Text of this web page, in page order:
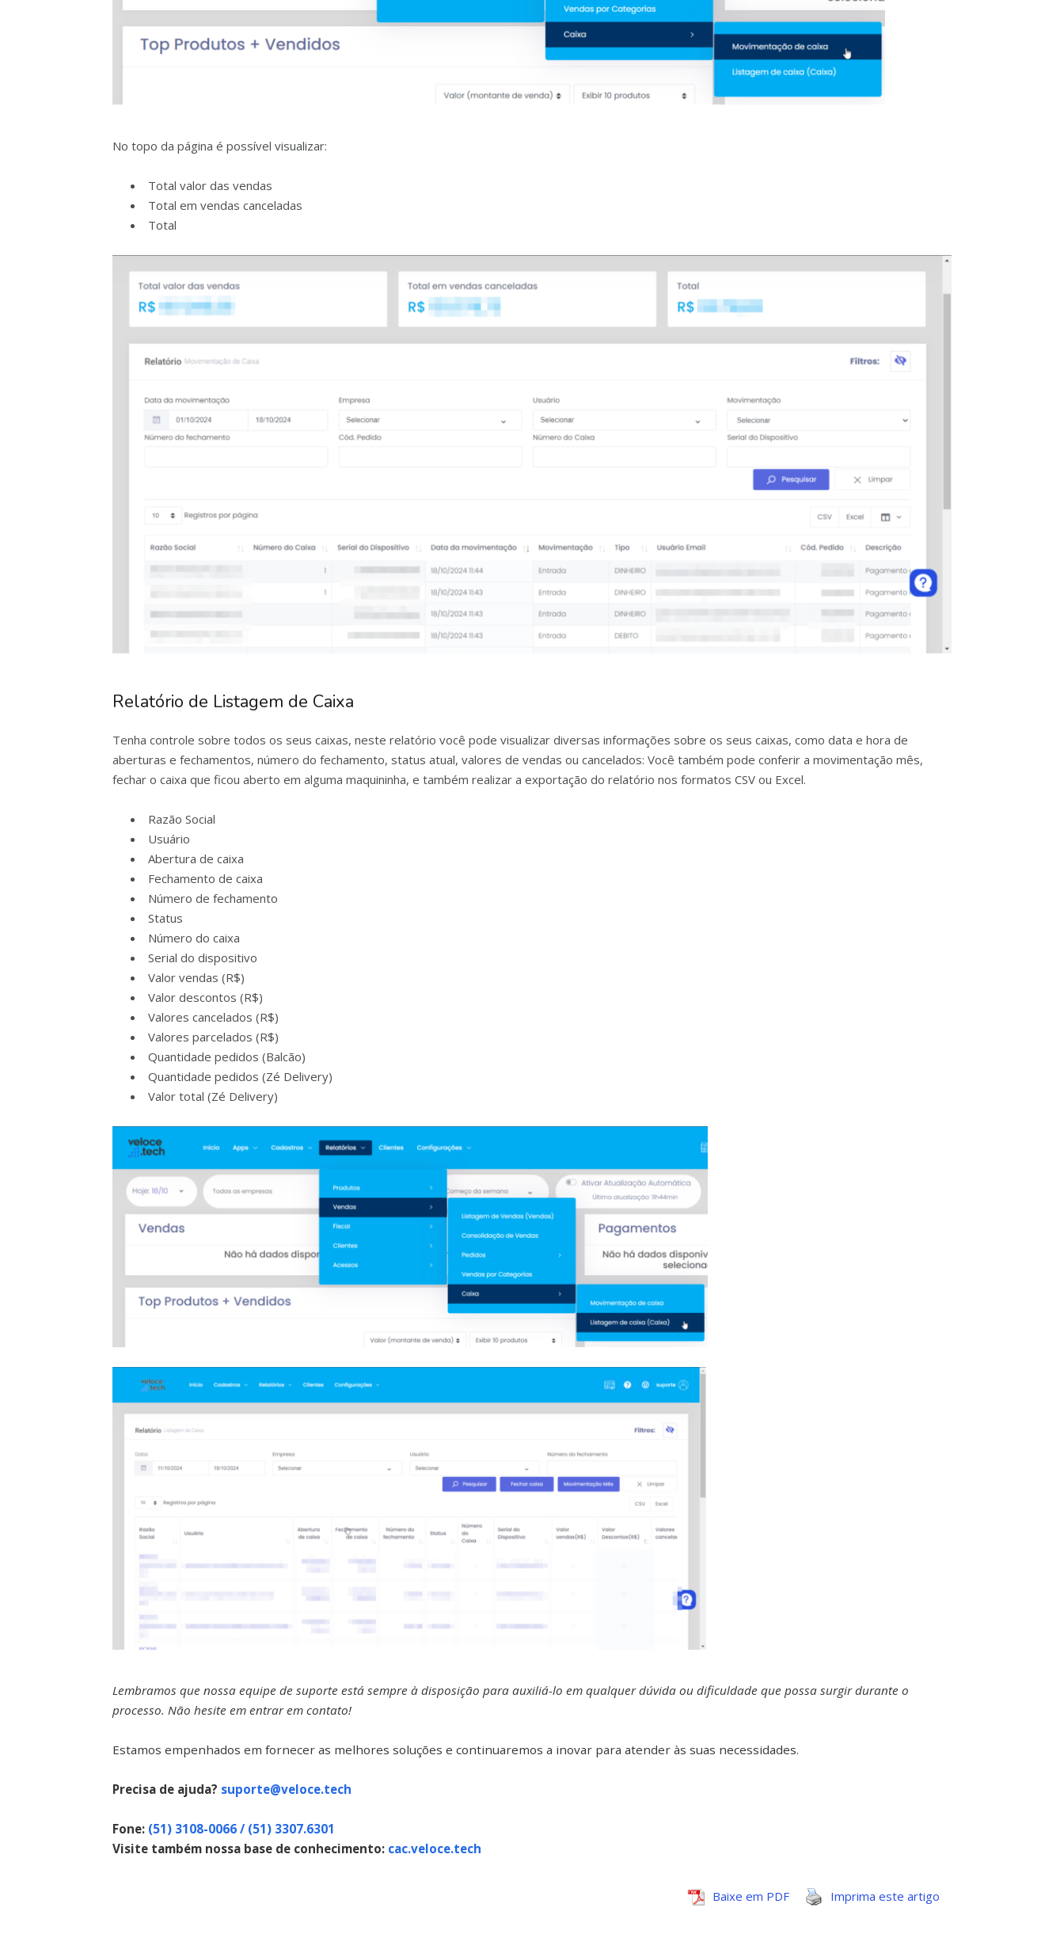
No topo da página é possível visualizar:
Total valor das vendas
Total em vendas canceladas
Total
Relatório de Listagem de Caixa
Tenha controle sobre todos os seus caixas, neste relatório você pode visualizar diversas informações sobre os seus caixas, como data e hora de
aberturas e fechamentos, número do fechamento, status atual, valores de vendas ou cancelados: Você também pode conferir a movimentação mês,
fechar o caixa que ficou aberto em alguma maquininha, e também realizar a exportação do relatório nos formatos CSV ou Excel.
Razão Social
Usuário
Abertura de caixa
Fechamento de caixa
Número de fechamento
Status
Número do caixa
Serial do dispositivo
Valor vendas (R$)
Valor descontos (R$)
Valores cancelados (R$)
Valores parcelados (R$)
Quantidade pedidos (Balcão)
Quantidade pedidos (Zé Delivery)
Valor total (Zé Delivery)
Lembramos que nossa equipe de suporte está sempre à disposição para auxiliá-lo em qualquer dúvida ou dificuldade que possa surgir durante o
processo. Não hesite em entrar em contato!
Estamos empenhados em fornecer as melhores soluções e continuaremos a inovar para atender às suas necessidades.
Precisa de ajuda? suporte@veloce.tech
Fone: (51) 3108-0066 / (51) 3307.6301
Visite também nossa base de conhecimento: cac.veloce.tech
Baixe em PDF Imprima este artigo